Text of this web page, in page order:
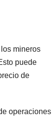
mineros
puede
de
operaciones